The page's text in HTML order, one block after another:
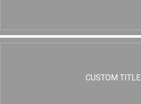
CUSTOM TITLE